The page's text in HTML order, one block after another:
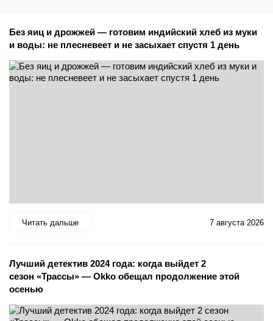
Без яиц и дрожжей — готовим индийский хлеб из муки
и воды: не плесневеет и не засыхает спустя 1 день
Читать дальше 7 августа 2026
Лучший детектив 2024 года: когда выйдет 2
сезон «Трассы» — Okko обещал продолжение этой
осенью